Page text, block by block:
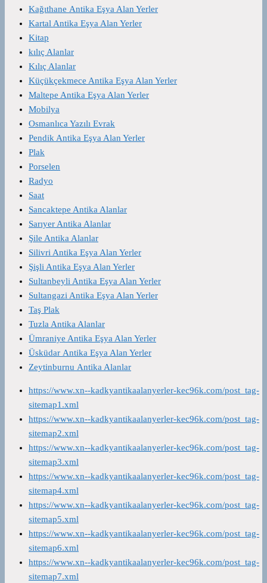
Kağıthane Antika Eşya Alan Yerler
Kartal Antika Eşya Alan Yerler
Kitap
kılıç Alanlar
Kılıç Alanlar
Küçükçekmece Antika Eşya Alan Yerler
Maltepe Antika Eşya Alan Yerler
Mobilya
Osmanlıca Yazılı Evrak
Pendik Antika Eşya Alan Yerler
Plak
Porselen
Radyo
Saat
Sancaktepe Antika Alanlar
Sarıyer Antika Alanlar
Şile Antika Alanlar
Silivri Antika Eşya Alan Yerler
Şişli Antika Eşya Alan Yerler
Sultanbeyli Antika Eşya Alan Yerler
Sultangazi Antika Eşya Alan Yerler
Taş Plak
Tuzla Antika Alanlar
Ümraniye Antika Eşya Alan Yerler
Üsküdar Antika Eşya Alan Yerler
Zeytinburnu Antika Alanlar
https://www.xn--kadkyantikaalanyerler-kec96k.com/post_tag-
sitemap1.xml
https://www.xn--kadkyantikaalanyerler-kec96k.com/post_tag-
sitemap2.xml
https://www.xn--kadkyantikaalanyerler-kec96k.com/post_tag-
sitemap3.xml
https://www.xn--kadkyantikaalanyerler-kec96k.com/post_tag-
sitemap4.xml
https://www.xn--kadkyantikaalanyerler-kec96k.com/post_tag-
sitemap5.xml
https://www.xn--kadkyantikaalanyerler-kec96k.com/post_tag-
sitemap6.xml
https://www.xn--kadkyantikaalanyerler-kec96k.com/post_tag-
sitemap7.xml